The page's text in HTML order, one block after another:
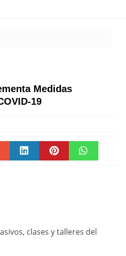
Medidas
19
clases y talleres del